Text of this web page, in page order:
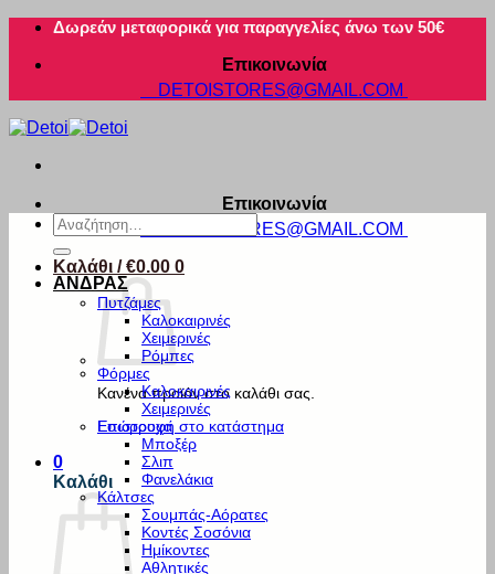
Μετάβαση
περιεχόμενο
Δωρεάν μεταφορικά για παραγγελίες άνω των 50€
Επικοινωνία
DETOISTORES@GMAIL.COM
Επικοινωνία
DETOISTORES@GMAIL.COM
Καλάθι /€0.00 0
Κανένα προϊόν στο καλάθι σας.
Επιστροφή στο κατάστημα
0
Καλάθι
Αναζήτηση
για:
ΑΝΔΡΑΣ
Πυτζάμες
Καλοκαιρινές
Χειμερινές
Ρόμπες
Φόρμες
Καλοκαιρινές
Χειμερινές
Εσώρουχα
Μποξέρ
Σλιπ
Φανελάκια
Κάλτσες
Σουμπάς-Αόρατες
Κοντές Σοσόνια
Ημίκοντες
Αθλητικές